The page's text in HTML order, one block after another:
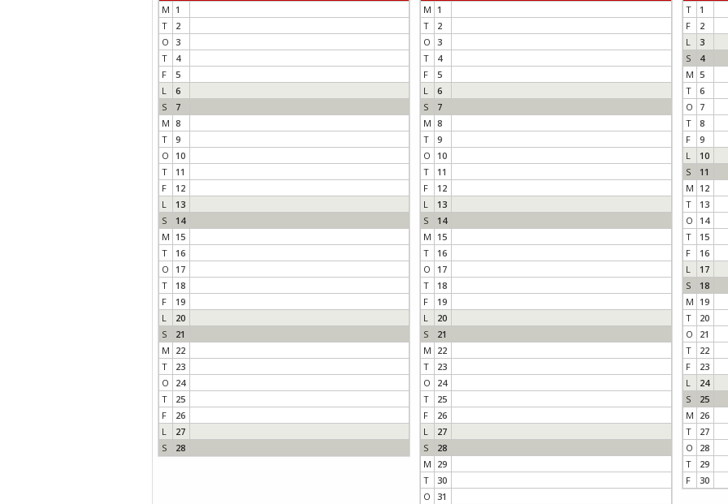
M 1
T
2
O 3
T
4
F
5
L
6
S
7
M 8
T
9
O
10
T
11
F
12
L
13
S
14
M 15
T
16
O
17
T
18
F
19
L
20
S
21
M 22
T
23
O
24
T
25
F
26
L
27
S
28
M 1
T
2
O 3
T
4
F
5
L
6
S
7
M 8
T
9
O
10
T
11
F
12
L
13
S
14
M 15
T
16
O
17
T
18
F
19
L
20
S
21
M 22
T
23
O
24
T
25
F
26
L
27
S
28
M 29
T
30
O 31
T
1
F
2
L
3
S
4
M 5
T
6
O
7
T
8
F
9
L
10
S
11
M 12
T
13
O
14
T
15
F
16
L
17
S
18
M 19
T
20
O
21
T
22
F
23
L
24
S
25
M 26
T
27
O
28
T
29
F
30